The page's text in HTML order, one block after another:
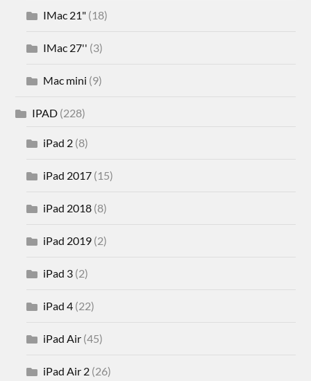
IMac 21" (18)
IMac 27'' (3)
Mac mini (9)
IPAD (228)
iPad 2 (8)
iPad 2017 (15)
iPad 2018 (8)
iPad 2019 (2)
iPad 3 (2)
iPad 4 (22)
iPad Air (45)
iPad Air 2 (26)